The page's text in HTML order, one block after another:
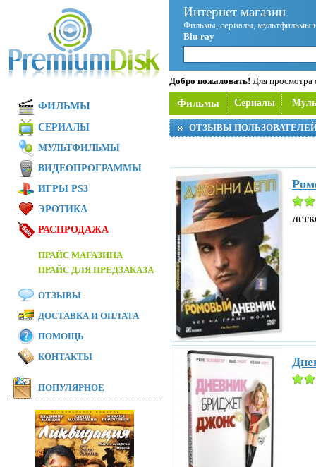
Интернет магазин
Фильмы, сериалы, мультфильмы
Blu-ray
Добро пожаловать! Для просмотра
Фильмы Сериалы
ОТЗЫВЫ
ФИЛЬМЫ
СЕРИАЛЫ
МУЛЬТФИЛЬМЫ
ВИДЕОПРОГРАММЫ
ИГРЫ PS3
ЭРОТИКА
РАСПРОДАЖА
ПРАЙС МАГАЗИНА
ПРАЙС ДЛЯ ПРЕДЗАКАЗА
ОТЗЫВЫ
ДОСТАВКА И ОПЛАТА
ПОМОЩЬ
КОНТАКТЫ
ПОПУЛЯРНОЕ